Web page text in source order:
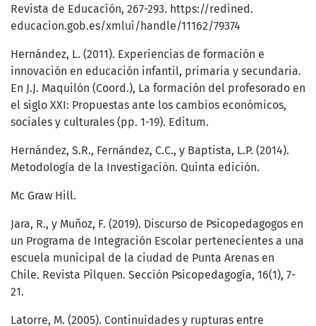
Revista de Educación, 267-293. https://redined.
educacion.gob.es/xmlui/handle/11162/79374
Hernández, L. (2011). Experiencias de formación e
innovación en educación infantil, primaria y secundaria.
En J.J. Maquilón (Coord.), La formación del profesorado en
el siglo XXI: Propuestas ante los cambios económicos,
sociales y culturales (pp. 1-19). Editum.
Hernández, S.R., Fernández, C.C., y Baptista, L.P. (2014).
Metodología de la Investigación. Quinta edición.
Mc Graw Hill.
Jara, R., y Muñoz, F. (2019). Discurso de Psicopedagogos en
un Programa de Integración Escolar pertenecientes a una
escuela municipal de la ciudad de Punta Arenas en
Chile. Revista Pilquen. Sección Psicopedagogía, 16(1), 7-
21.
Latorre, M. (2005). Continuidades y rupturas entre